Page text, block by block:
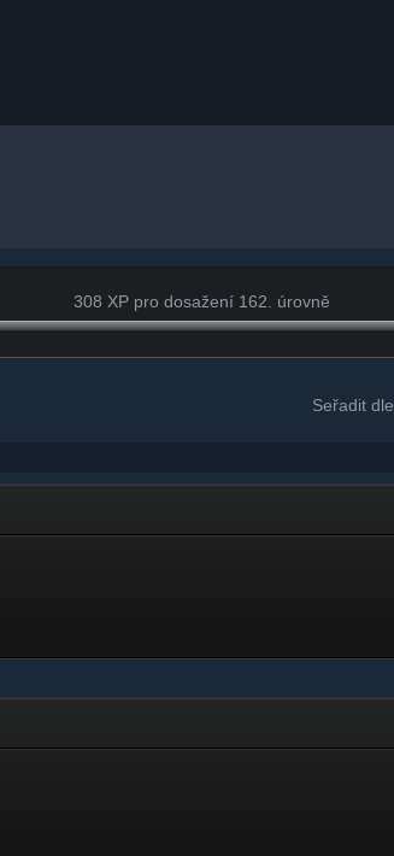
308 XP pro dosažení 162. úrovně
Seřadit dle